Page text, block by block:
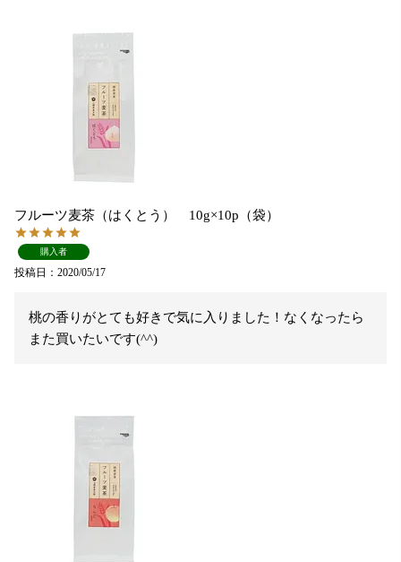
フルーツ麦茶（はくとう） 10g×10p（袋）
購入者
投稿日 2020/05/17
桃の香りがとても好きで気に入りました！なくなったら
また買いたいです(^^)